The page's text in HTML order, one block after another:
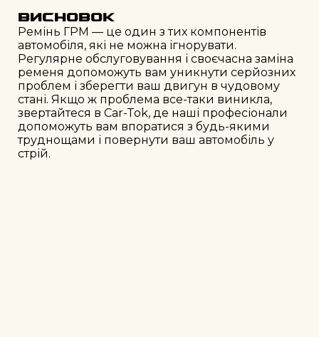
Висновок
Ремінь ГРМ — це один з тих компонентів
автомобіля, які не можна ігнорувати.
Регулярне обслуговування і своєчасна заміна
ременя допоможуть вам уникнути серйозних
проблем і зберегти ваш двигун в чудовому
стані. Якщо ж проблема все-таки виникла,
звертайтеся в Car-Tok, де наші професіонали
допоможуть вам впоратися з будь-якими
труднощами і повернути ваш автомобіль у
стрій.